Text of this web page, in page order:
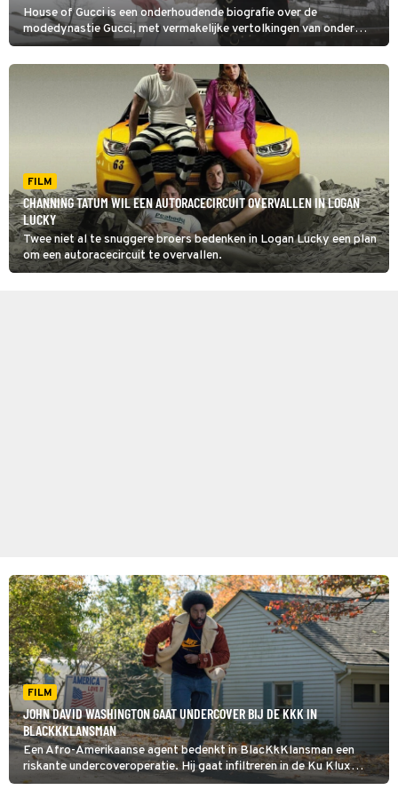
House of Gucci is een onderhoudende biografie over de
modedynastie Gucci, met vermakelijke vertolkingen van onder
andere Lady Gaga, Adam Driver en Al Pacino.
FILM
CHANNING TATUM WIL EEN AUTORACECIRCUIT OVERVALLEN IN LOGAN
LUCKY
Twee niet al te snuggere broers bedenken in Logan Lucky een plan
om een autoracecircuit te overvallen.
FILM
JOHN DAVID WASHINGTON GAAT UNDERCOVER BIJ DE KKK IN
BLACKKKLANSMAN
Een Afro-Amerikaanse agent bedenkt in BlacKkKlansman een
riskante undercoveroperatie. Hij gaat infiltreren in de Ku Klux
Klan.